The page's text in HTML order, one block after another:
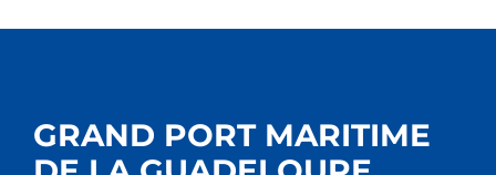
GRAND PORT MARITIME